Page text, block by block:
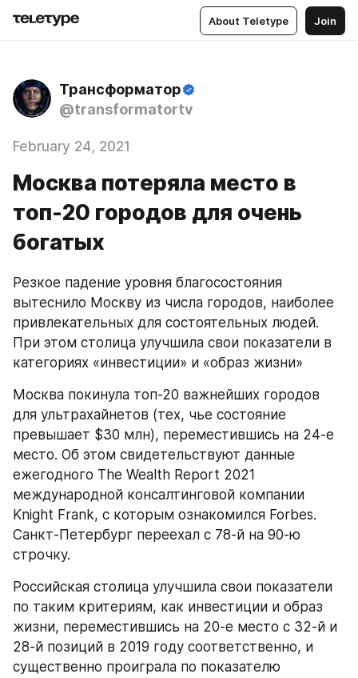
About Teletype Join
Трансформатор
@transformatortv
February 24, 2021
Москва потеряла место в
топ-20 городов для очень
богатых
Резкое падение уровня благосостояния
вытеснило Москву из числа городов, наиболее
привлекательных для состоятельных людей.
При этом столица улучшила свои показатели в
категориях «инвестиции» и «образ жизни»
Москва покинула топ-20 важнейших городов
для ультрахайнетов (тех, чье состояние
превышает $30 млн), переместившись на 24-е
место. Об этом свидетельствуют данные
ежегодного The Wealth Report 2021
международной консалтинговой компании
Knight Frank, с которым ознакомился Forbes.
Санкт-Петербург переехал с 78-й на 90-ю
строчку.
Российская столица улучшила свои показатели
по таким критериям, как инвестиции и образ
жизни, переместившись на 20-е место с 32-й и
28-й позиций в 2019 году соответственно, и
существенно проиграла по показателю